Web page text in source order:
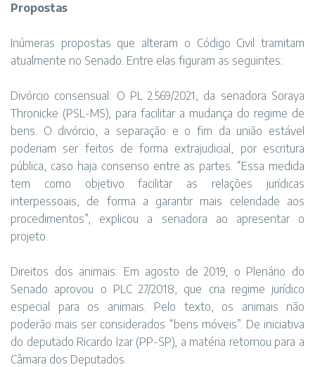
Propostas
Inúmeras propostas que alteram o Código Civil tramitam
atualmente no Senado. Entre elas figuram as seguintes:
Divórcio consensual: O PL 2.569/2021, da senadora Soraya
Thronicke (PSL-MS), para facilitar a mudança do regime de
bens. O divórcio, a separação e o fim da união estável
poderiam ser feitos de forma extrajudicial, por escritura
pública, caso haja consenso entre as partes. “Essa medida
tem como objetivo facilitar as relações jurídicas
interpessoais, de forma a garantir mais celeridade aos
procedimentos”, explicou a senadora ao apresentar o
projeto.
Direitos dos animais: Em agosto de 2019, o Plenário do
Senado aprovou o PLC 27/2018, que cria regime jurídico
especial para os animais. Pelo texto, os animais não
poderão mais ser considerados “bens móveis”. De iniciativa
do deputado Ricardo Izar (PP-SP), a matéria retornou para a
Câmara dos Deputados.